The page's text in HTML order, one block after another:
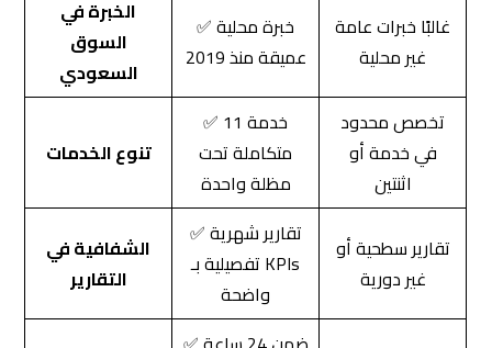
تنوع الخدمات
✅ 11 خدمة
متكاملة تحت
تخصص محدود
في خدمة أو
الشفافية في
التقارير
✅ تقارير شهرية
تفصيلية بـ KPIs
واضحة
تقارير سطحية أو
غير دورية
وقت الاستجابة
✅ ضمن 24 ساعة
للاستفسارات
الجوهرية
قد تمتد لأسابيع